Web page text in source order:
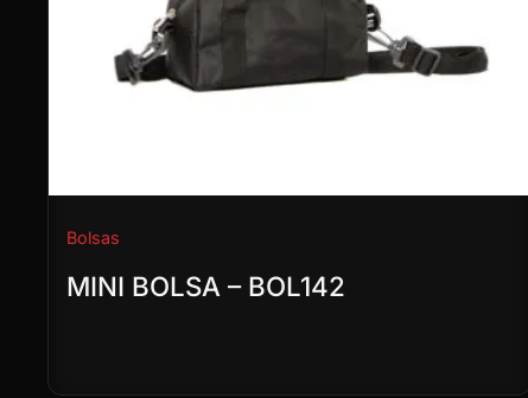
Bolsas
MINI BOLSA – BOL142